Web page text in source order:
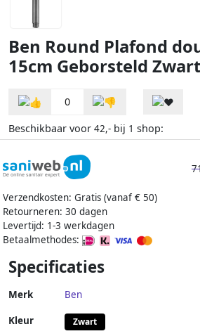
Ben Round Plafond
15cm Geborsteld Zwart
0
Beschikbaar voor 42,- bij 1 shop:
Verzendkosten: Gratis (vanaf € 50)
Retourneren: 30 dagen
Levertijd: 1-3 werkdagen
Betaalmethodes:
Specificaties
Merk Ben
Kleur Zwart